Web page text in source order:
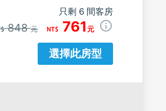
只剩 6 間客房
848元 761 元
選擇此房型